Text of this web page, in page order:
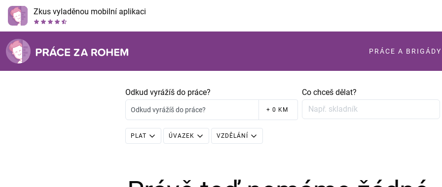
Zkus vyladěnou mobilní aplikaci
PRÁCE A BRIGÁDY
Odkud vyrážíš do práce?
Odkud vyrážíš do práce? + 0 KM
Co chceš dělat?
PLAT ÚVAZEK VZDĚLÁNÍ